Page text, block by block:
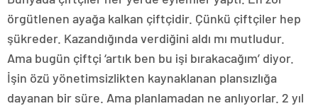
örgütlenen ayağa kalkan çiftçidir. Çünkü çiftçiler hep
şükreder. Kazandığında verdiğini aldı mı mutludur.
Ama bugün çiftçi ‘artık ben bu işi bırakacağım’ diyor.
İşin özü yönetimsizlikten kaynaklanan plansızlığa
dayanan bir süre. Ama planlamadan ne anlıyorlar. 2 yıl